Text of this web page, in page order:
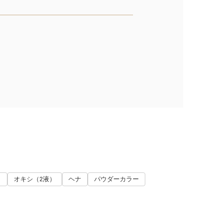
オキシ（2液） ヘナ パウダーカラー